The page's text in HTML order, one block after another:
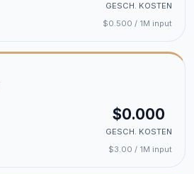
GESCH. KOSTEN
$0.500 / 1M input
$0.000
GESCH. KOSTEN
$3.00 / 1M input